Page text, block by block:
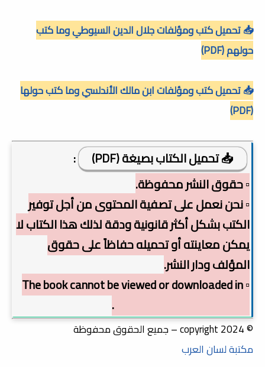
📥 تحميل كتب ومؤلفات جلال الدين السيوطي وما كتب
حولهم (PDF)
📥 تحميل كتب ومؤلفات ابن مالك الأندلسي وما كتب حولها
(PDF)
📥 تحميل الكتاب بصيغة (PDF)
:
▫️ حقوق النشر محفوظة.
▫️ نحن نعمل على تصفية المحتوى من أجل توفير
الكتب بشكل أكثر قانونية ودقة لذلك هذا الكتاب لا
يمكن معاينته أو تحميله حفاظاً على حقوق
المؤلف ودار النشر.
▫️ The book cannot be viewed or downloaded in
© copyright 2024 – جميع الحقوق محفوظة
مكتبة لسان العرب